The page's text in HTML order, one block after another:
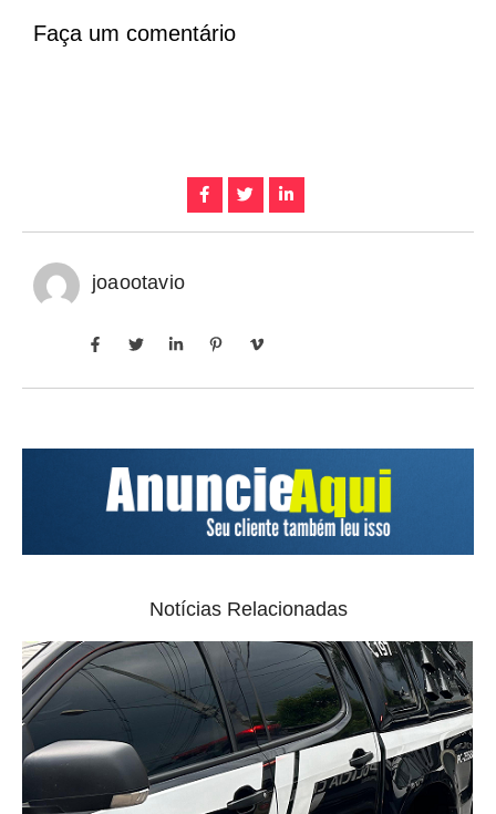
Faça um comentário
joaootavio
Notícias Relacionadas